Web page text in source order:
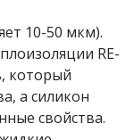
10-50 мкм).
RE-
который
а силикон
свойства.